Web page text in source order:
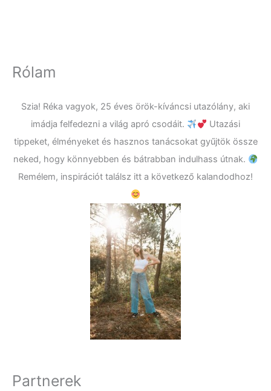
Rólam
Szia! Réka vagyok, 25 éves örök-kíváncsi utazólány, aki
imádja felfedezni a világ apró csodáit.
Utazási
tippeket, élményeket és hasznos tanácsokat gyűjtök össze
neked, hogy könnyebben és bátrabban indulhass útnak.
Remélem, inspirációt találsz itt a következő kalandodhoz!
Partnerek